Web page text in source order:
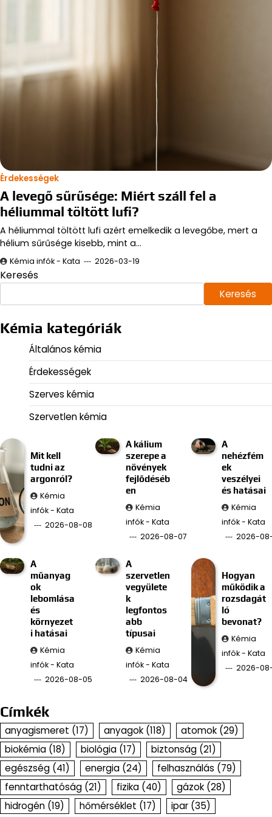
Érdekességek
A levegő sűrűsége: Miért száll fel a
héliummal töltött lufi?
A héliummal töltött lufi azért emelkedik a levegőbe, mert a
hélium sűrűsége kisebb, mint a…
Kémia infók - Kata 2026-03-19
Keresés
Keresés
Kémia kategóriák
Általános kémia
Érdekességek
Szerves kémia
Szervetlen kémia
Mit kell
tudni az
argonról?
Kémia
infók - Kata
2026-08-08
A kálium
szerepe a
növények
fejlődéséb
en
Kémia
infók - Kata
2026-08-07
A
nehézfém
ek
veszélyei
és hatásai
Kémia
infók - Kata
2026-
A
műanyag
ok
lebomlása
és
környezet
i hatásai
Kémia
infók - Kata
2026-08-05
A
szervetlen
vegyülete
k
legfontos
abb
típusai
Kémia
infók - Kata
2026-08-04
Hogyan
működik a
rozsdagát
ló
bevonat?
Kémia
infók - Kata
2026-
Címkék
anyagismeret (17) anyagok (118) atomok (29)
biokémia (18) biológia (17) biztonság (21)
egészség (41) energia (24) felhasználás (79)
fenntarthatóság (21) fizika (40) gázok (28)
hidrogén (19) hőmérséklet (17) ipar (35)